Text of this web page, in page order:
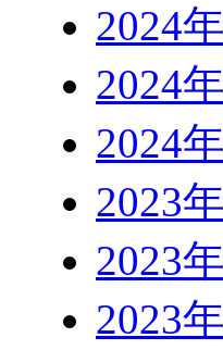
2024
2024
2024
2023
2023
2023